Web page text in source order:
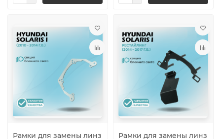
Рамки для замены линз
Рамки для замены линз